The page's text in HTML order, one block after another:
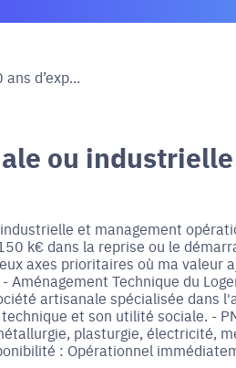
d’exp...
ou
et management
k€ dans la reprise ou le
axes prioritaires où ma valeur
Technique du
artisanale spécialisée dans
et son utilité sociale. -
plasturgie, électricité,
: Opérationnel